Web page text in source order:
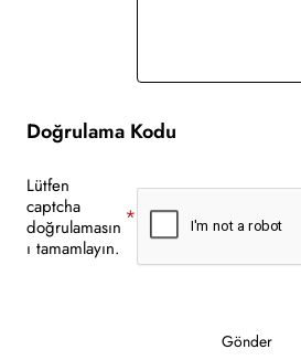
Doğrulama Kodu
Lütfen
captcha
doğrulamasın
ı tamamlayın.
Gönder